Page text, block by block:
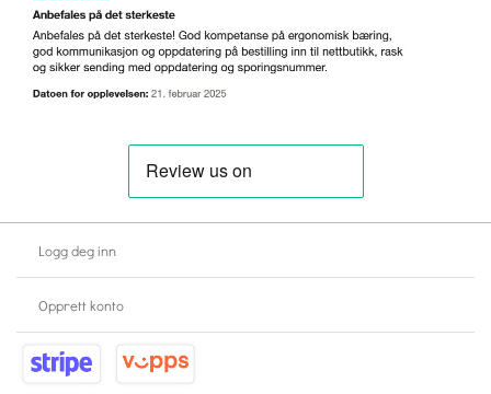
Logg deg inn
Opprett konto